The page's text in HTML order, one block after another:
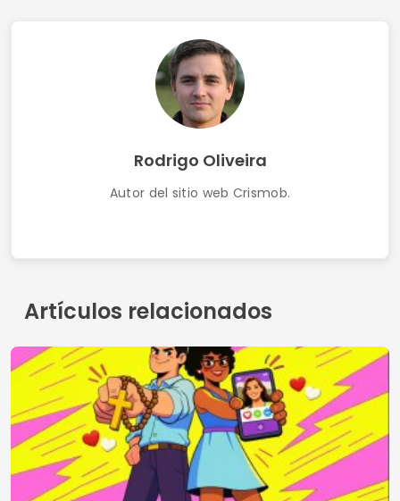
Las mejores aplicaciones de traducción
gratuitas con inteligencia artificial
Quienes somos
© 2026 Crismob